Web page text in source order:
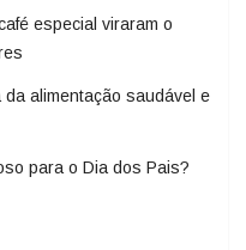
especial viraram o
alimentação saudável e
para o Dia dos Pais?